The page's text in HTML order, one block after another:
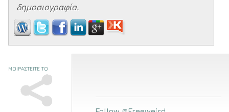
δημοσιογραφία.
ΜΟΙΡΑΣΤΕΙΤΕ ΤΟ